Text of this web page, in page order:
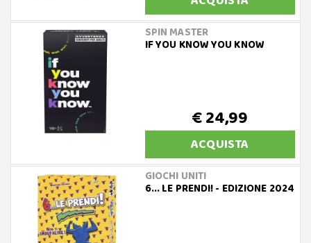
SPIN MASTER
IF YOU KNOW YOU KNOW
€ 24,99
ACQUISTA
GIOCHI UNITI
6... LE PRENDI! - EDIZIONE 2024